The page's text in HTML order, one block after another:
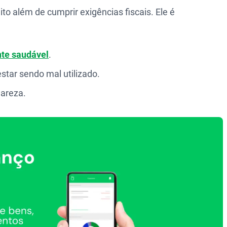
além de cumprir exigências fiscais. Ele é
saudável .
sendo mal utilizado.